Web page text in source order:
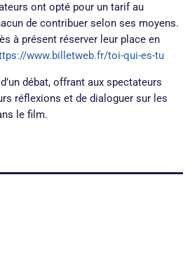
ont opté pour un tarif au
de contribuer selon ses moyens.
à présent réserver leur place en
www.billetweb.fr/toi-qui-es-tu
débat, offrant aux spectateurs
réflexions et de dialoguer sur les
le film.